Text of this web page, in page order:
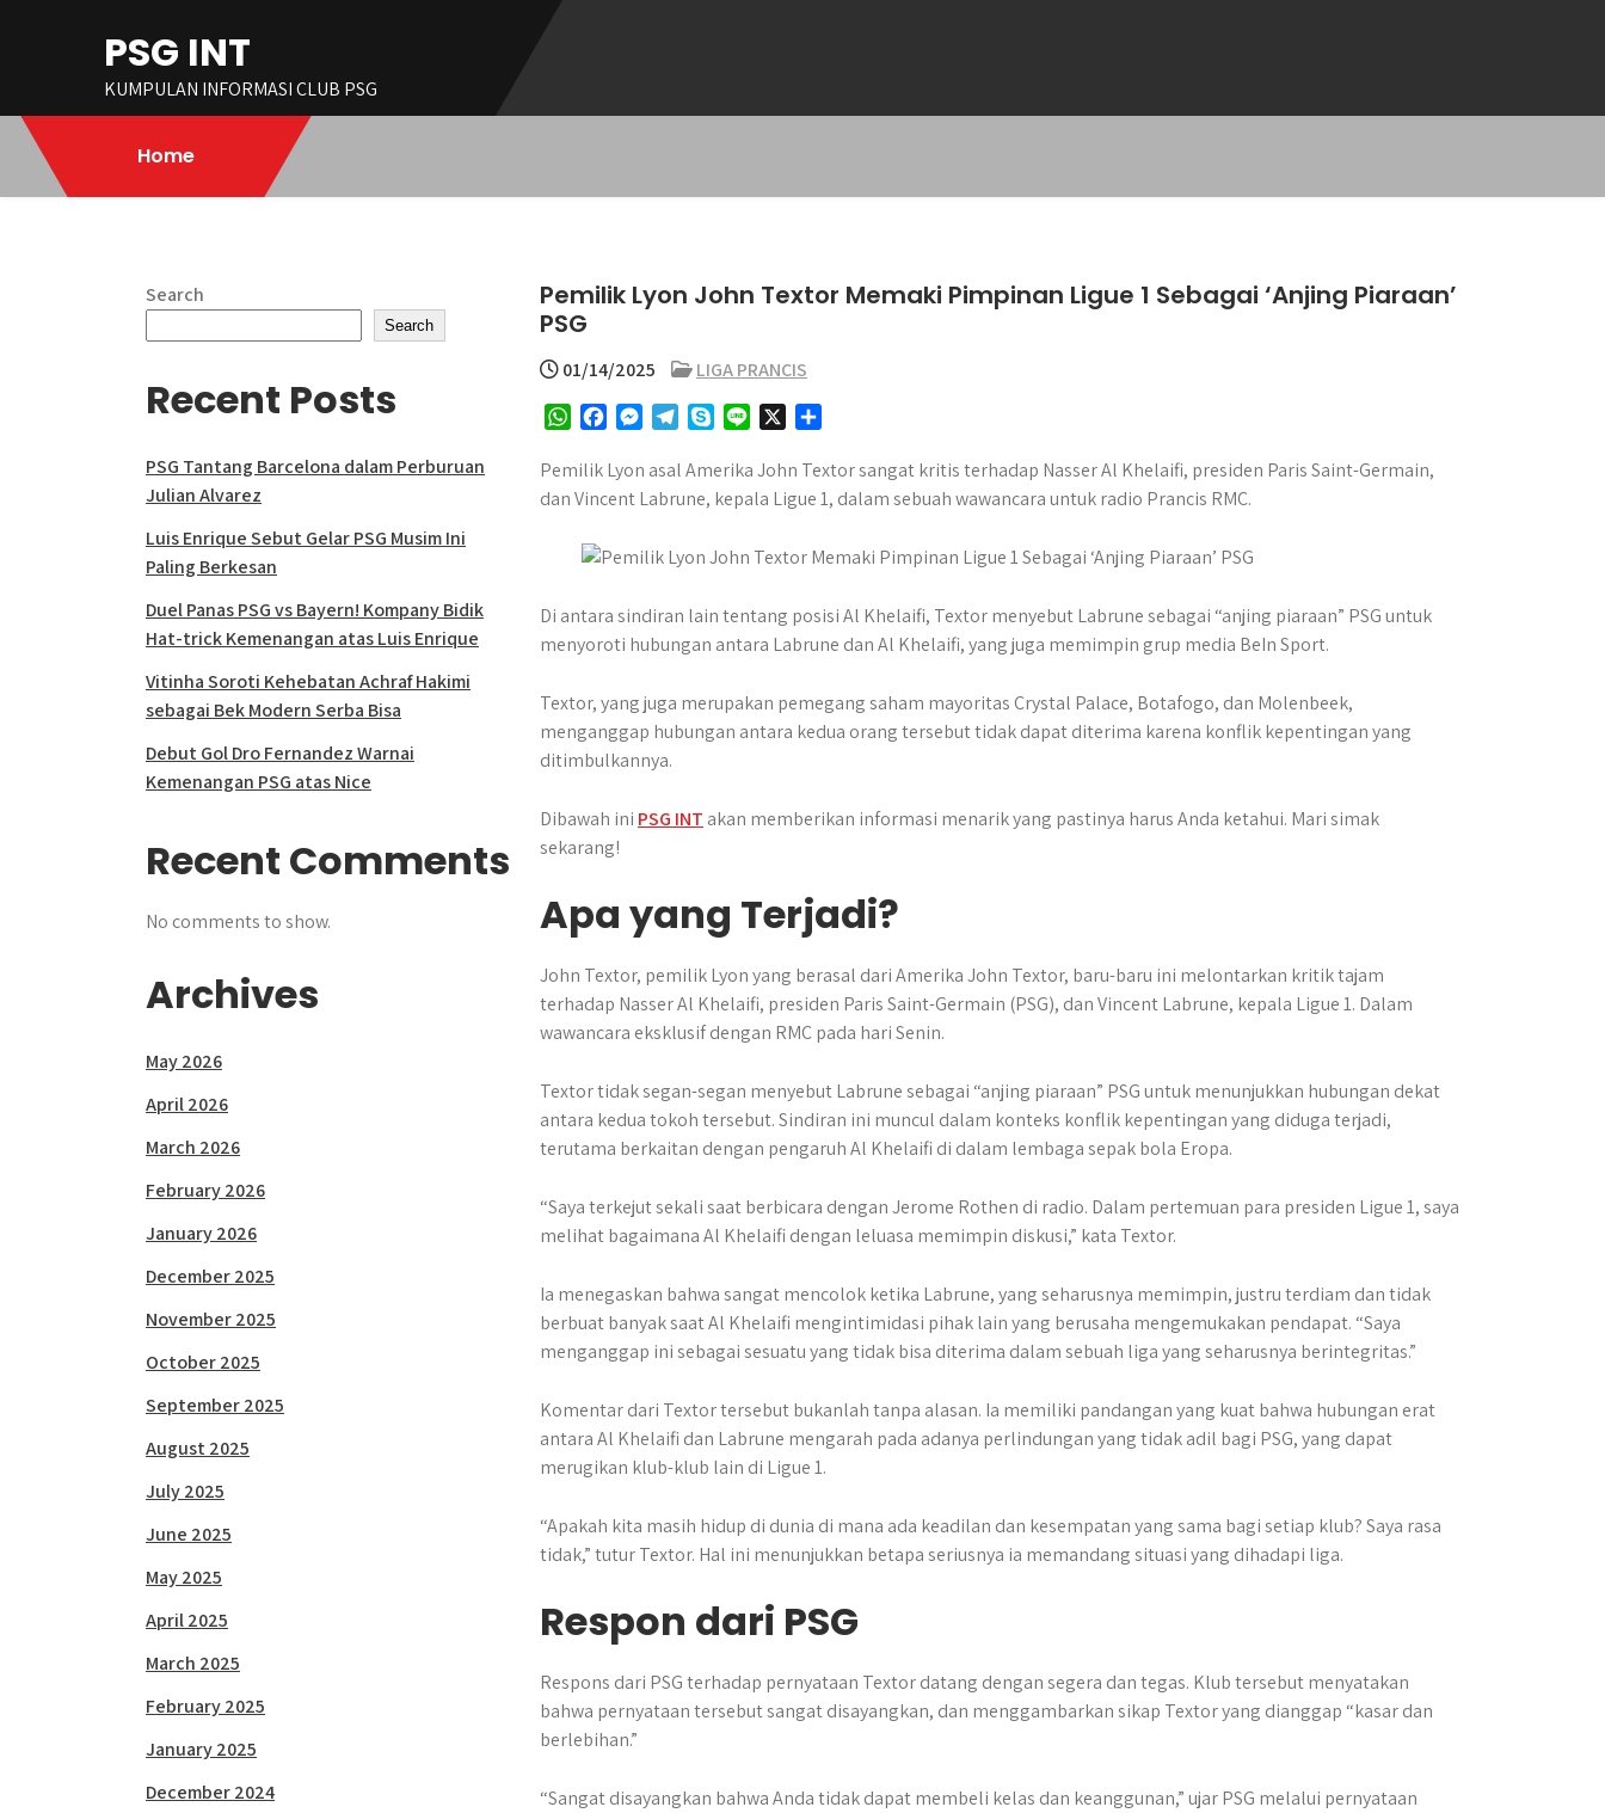
PSG INT
KUMPULAN INFORMASI CLUB PSG
Home
Pemilik Lyon John Textor Memaki Pimpinan Ligue 1 Sebagai ‘Anjing Piaraan’
PSG
01/14/2025
LIGA PRANCIS
W
a
t
c
e
o
s
s
n
r
l
e
a
y
p
n
e
a
r
Pemilik Lyon asal Amerika John Textor sangat kritis terhadap Nasser Al Khelaifi, presiden Paris Saint-Germain,
dan Vincent Labrune, kepala Ligue 1, dalam sebuah wawancara untuk radio Prancis RMC.
Di antara sindiran lain tentang posisi Al Khelaifi, Textor menyebut Labrune sebagai “anjing piaraan” PSG untuk
menyoroti hubungan antara Labrune dan Al Khelaifi, yang juga memimpin grup media BeIn Sport.
Textor, yang juga merupakan pemegang saham mayoritas Crystal Palace, Botafogo, dan Molenbeek,
menganggap hubungan antara kedua orang tersebut tidak dapat diterima karena konflik kepentingan yang
ditimbulkannya.
Dibawah ini PSG INT akan memberikan informasi menarik yang pastinya harus Anda ketahui. Mari simak
sekarang!
Apa yang Terjadi?
John Textor, pemilik Lyon yang berasal dari Amerika John Textor, baru-baru ini melontarkan kritik tajam
terhadap Nasser Al Khelaifi, presiden Paris Saint-Germain (PSG), dan Vincent Labrune, kepala Ligue 1. ​Dalam
wawancara eksklusif dengan RMC pada hari Senin.
Textor tidak segan-segan menyebut Labrune sebagai “anjing piaraan” PSG untuk menunjukkan hubungan dekat
antara kedua tokoh tersebut.​ Sindiran ini muncul dalam konteks konflik kepentingan yang diduga terjadi,
terutama berkaitan dengan pengaruh Al Khelaifi di dalam lembaga sepak bola Eropa.
“Saya terkejut sekali saat berbicara dengan Jerome Rothen di radio. Dalam pertemuan para presiden Ligue 1, saya
melihat bagaimana Al Khelaifi dengan leluasa memimpin diskusi,” kata Textor.
Ia menegaskan bahwa sangat mencolok ketika Labrune, yang seharusnya memimpin, justru terdiam dan tidak
berbuat banyak saat Al Khelaifi mengintimidasi pihak lain yang berusaha mengemukakan pendapat. “Saya
menganggap ini sebagai sesuatu yang tidak bisa diterima dalam sebuah liga yang seharusnya berintegritas.”
Komentar dari Textor tersebut bukanlah tanpa alasan. Ia memiliki pandangan yang kuat bahwa hubungan erat
antara Al Khelaifi dan Labrune mengarah pada adanya perlindungan yang tidak adil bagi PSG, yang dapat
merugikan klub-klub lain di Ligue 1.
“Apakah kita masih hidup di dunia di mana ada keadilan dan kesempatan yang sama bagi setiap klub? Saya rasa
tidak,” tutur Textor. Hal ini menunjukkan betapa seriusnya ia memandang situasi yang dihadapi liga.
Respon dari PSG
Respons dari PSG terhadap pernyataan Textor datang dengan segera dan tegas. Klub tersebut menyatakan
bahwa pernyataan tersebut sangat disayangkan, dan menggambarkan sikap Textor yang dianggap “kasar dan
berlebihan.”
“Sangat disayangkan bahwa Anda tidak dapat membeli kelas dan keanggunan,” ujar PSG melalui pernyataan
Search
Search
Recent Posts
PSG Tantang Barcelona dalam Perburuan
Julian Alvarez
Luis Enrique Sebut Gelar PSG Musim Ini
Paling Berkesan
Duel Panas PSG vs Bayern! Kompany Bidik
Hat-trick Kemenangan atas Luis Enrique
Vitinha Soroti Kehebatan Achraf Hakimi
sebagai Bek Modern Serba Bisa
Debut Gol Dro Fernandez Warnai
Kemenangan PSG atas Nice
Recent Comments
No comments to show.
Archives
May 2026
April 2026
March 2026
February 2026
January 2026
December 2025
November 2025
October 2025
September 2025
August 2025
July 2025
June 2025
May 2025
April 2025
March 2025
February 2025
January 2025
December 2024